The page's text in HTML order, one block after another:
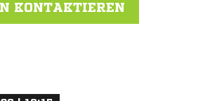
KONTAKTIEREN